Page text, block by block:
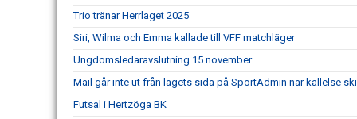
Trio tränar Herrlaget 2025
Siri, Wilma och Emma kallade till VFF matchläger
Ungdomsledaravslutning 15 november
Mail går inte ut från lagets sida på SportAdmin när kallelse
Futsal i Hertzöga BK